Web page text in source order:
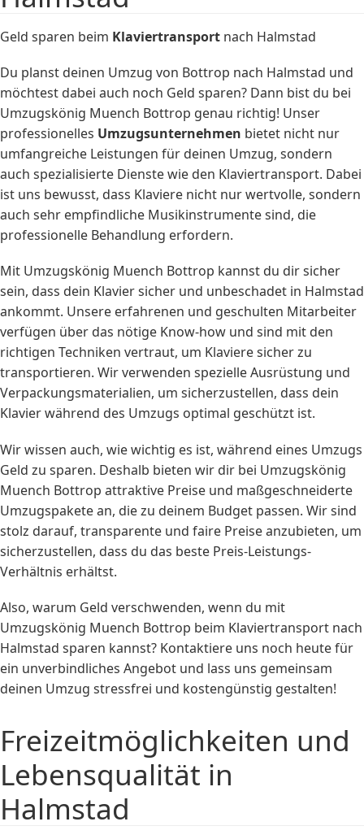
Geld sparen beim Klaviertransport nach Halmstad
Du planst deinen Umzug von Bottrop nach Halmstad und
möchtest dabei auch noch Geld sparen? Dann bist du bei
Umzugskönig Muench Bottrop genau richtig! Unser
professionelles Umzugsunternehmen bietet nicht nur
umfangreiche Leistungen für deinen Umzug, sondern
auch spezialisierte Dienste wie den Klaviertransport. Dabei
ist uns bewusst, dass Klaviere nicht nur wertvolle, sondern
auch sehr empfindliche Musikinstrumente sind, die
professionelle Behandlung erfordern.
Mit Umzugskönig Muench Bottrop kannst du dir sicher
sein, dass dein Klavier sicher und unbeschadet in Halmstad
ankommt. Unsere erfahrenen und geschulten Mitarbeiter
verfügen über das nötige Know-how und sind mit den
richtigen Techniken vertraut, um Klaviere sicher zu
transportieren. Wir verwenden spezielle Ausrüstung und
Verpackungsmaterialien, um sicherzustellen, dass dein
Klavier während des Umzugs optimal geschützt ist.
Wir wissen auch, wie wichtig es ist, während eines Umzugs
Geld zu sparen. Deshalb bieten wir dir bei Umzugskönig
Muench Bottrop attraktive Preise und maßgeschneiderte
Umzugspakete an, die zu deinem Budget passen. Wir sind
stolz darauf, transparente und faire Preise anzubieten, um
sicherzustellen, dass du das beste Preis-Leistungs-
Verhältnis erhältst.
Also, warum Geld verschwenden, wenn du mit
Umzugskönig Muench Bottrop beim Klaviertransport nach
Halmstad sparen kannst? Kontaktiere uns noch heute für
ein unverbindliches Angebot und lass uns gemeinsam
deinen Umzug stressfrei und kostengünstig gestalten!
Freizeitmöglichkeiten und
Lebensqualität in
Halmstad